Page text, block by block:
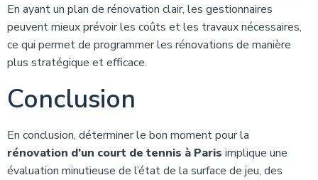
En ayant un plan de rénovation clair, les gestionnaires
peuvent mieux prévoir les coûts et les travaux nécessaires,
ce qui permet de programmer les rénovations de manière
plus stratégique et efficace.
Conclusion
En conclusion, déterminer le bon moment pour la
rénovation d’un court de tennis à Paris implique une
évaluation minutieuse de l’état de la surface de jeu, des